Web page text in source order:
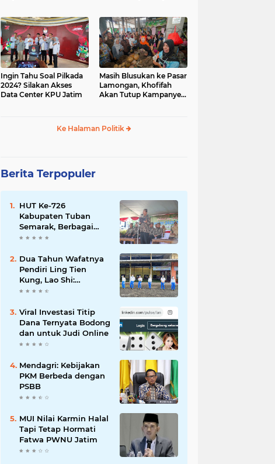
Ingin Tahu Soal Pilkada
2024? Silakan Akses
Data Center KPU Jatim
Masih Blusukan ke Pasar
Lamongan, Khofifah
Akan Tutup Kampanye
Ke Halaman Politik
Berita Terpopuler
HUT Ke-726
Kabupaten Tuban
Semarak, Berbagai
Prestasinya Pun
Dua Tahun Wafatnya
Pendiri Ling Tien
Kung, Lao Shi:
Amanah Harus Kita
Viral Investasi Titip
Dana Ternyata Bodong
dan untuk Judi Online
Mendagri: Kebijakan
PKM Berbeda dengan
PSBB
MUI Nilai Karmin Halal
Tapi Tetap Hormati
Fatwa PWNU Jatim